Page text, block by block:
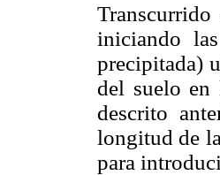
iniciando
precipitada)
del suelo
descrito
longitud de
para